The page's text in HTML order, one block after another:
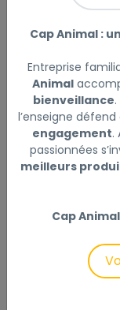
minérale),
de de pomme,
raisin, sel, farine
DOSAGE
En tant que
l’alimentation
grossier de
partir d'une
Classic: env.
Light: env.
aucune
nécessaire. La
d'aliments doit
Si vous utilisez
Cap Animal :
Entreprise
Animal
bienveillance
l’enseigne
engagement.
passionnées
meilleurs
Cap